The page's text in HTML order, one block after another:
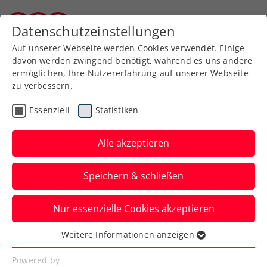
Aktuelle News
News filtern
Datenschutzeinstellungen
Auf unserer Webseite werden Cookies verwendet. Einige
davon werden zwingend benötigt, während es uns andere
ermöglichen, Ihre Nutzererfahrung auf unserer Webseite
zu verbessern.
Essenziell Statistiken
Alle akzeptieren
Speichern & schließen
Nur essenzielle Cookies akzeptieren
Essenziell
Essenzielle Cookies werden für grundlegende
Weitere Informationen anzeigen
Powered by